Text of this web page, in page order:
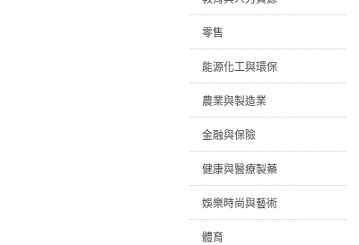
零售
能源化工與環保
農業與製造業
金融與保險
健康與醫療製藥
娛樂時尚與藝術
體育